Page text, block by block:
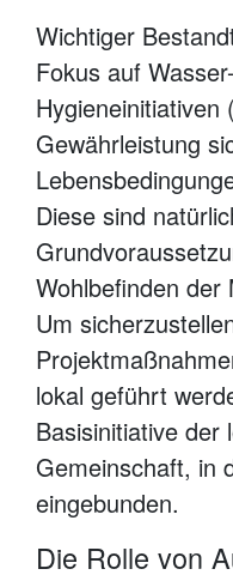
Wichtiger
Fokus auf
Hygieneinitiativen
Gewährleistung
Diese sind
Wohlbefinden
Um
lokal geführt
Basisinitiative der
Gemeinschaft, in
eingebunden.
Die Rolle von